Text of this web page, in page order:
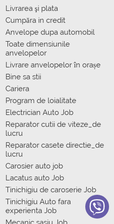
Livrarea şi plata
Сumpăra in credit
Anvelope dupa automobil
Toate dimensiunile
anvelopelor
Livrare anvelopelor în orașe
Bine sa stii
Cariera
Program de loialitate
Electrician Auto Job
Reparator cutii de viteze_de
lucru
Reparator casete directie_de
lucru
Carosier auto job
Lacatus auto Job
Tinichigiu de caroserie Job
Tinichigiu Auto fara
experienta Job